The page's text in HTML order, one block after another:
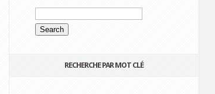
RECHERCHE PAR MOT CLÉ